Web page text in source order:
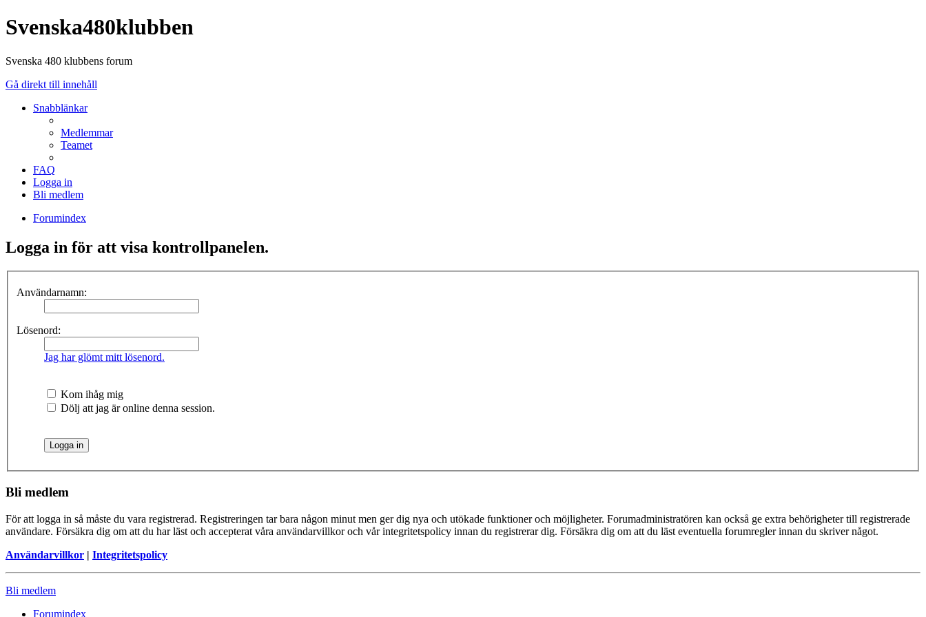
Svenska480klubben
Svenska 480 klubbens forum
Gå direkt till innehåll
Snabblänkar
Medlemmar
Teamet
FAQ
Logga in
Bli medlem
Forumindex
Logga in för att visa kontrollpanelen.
Användarnamn:
Lösenord:
Jag har glömt mitt lösenord.
Kom ihåg mig
Dölj att jag är online denna session.
Bli medlem
För att logga in så måste du vara registrerad. Registreringen tar bara någon minut men ger dig nya och utökade funktioner och möjligheter. Forumadministratören kan också ge extra behörigheter till registrerade
användare. Försäkra dig om att du har läst och accepterat våra användarvillkor och vår integritetspolicy innan du registrerar dig. Försäkra dig om att du läst eventuella forumregler innan du skriver något.
Användarvillkor | Integritetspolicy
Bli medlem
Forumindex